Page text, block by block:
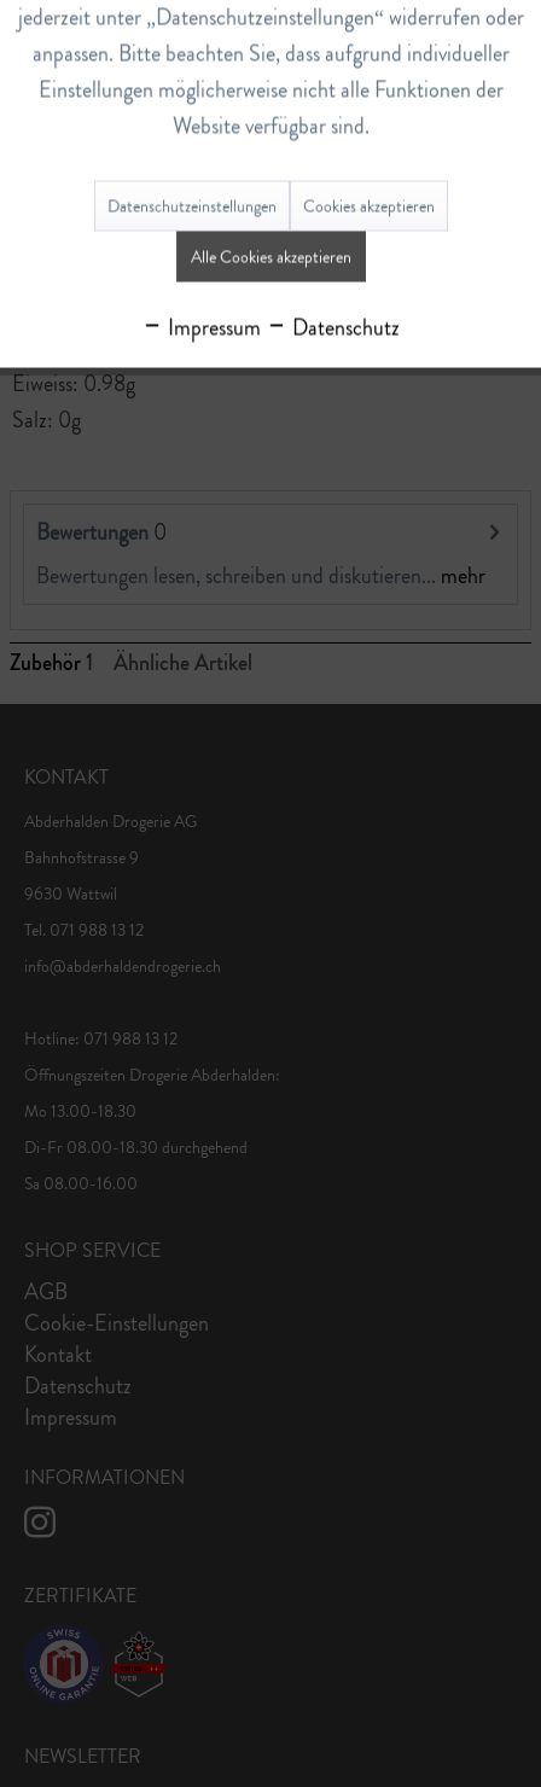
Lagerbestand
Nährwerte
Nährwerte pro 100g
-davon einfach ungesättigte Fettsäuren: 2.09g
Kohlenhydrate: 39.56g
-davon mehrwertige Alkohole: 39.56g
Nahrungsfasern: 47.8g
Eiweiss: 0.98g
Salz: 0g
Bewertungen 0
Bewertungen lesen, schreiben und diskutieren... mehr
Zubehör1 Ähnliche Artikel
KONTAKT
Abderhalden Drogerie AG
Bahnhofstrasse 9
9630 Wattwil
Tel. 071 988 13 12
info@abderhaldendrogerie.ch
Hotline: 071 988 13 12
Öffnungszeiten Drogerie Abderhalden:
Mo 13.00-18.30
Di-Fr 08.00-18.30 durchgehend
Sa 08.00-16.00
SHOP SERVICE
AGB
Cookie-Einstellungen
Kontakt
Datenschutz
Impressum
INFORMATIONEN
ZERTIFIKATE
NEWSLETTER
jederzeit unter „Datenschutzeinstellungen“ widerrufen oder
anpassen. Bitte beachten Sie, dass aufgrund individueller
Einstellungen möglicherweise nicht alle Funktionen der
Website verfügbar sind.
Datenschutzeinstellungen Cookies akzeptieren
Alle Cookies akzeptieren
Impressum Datenschutz